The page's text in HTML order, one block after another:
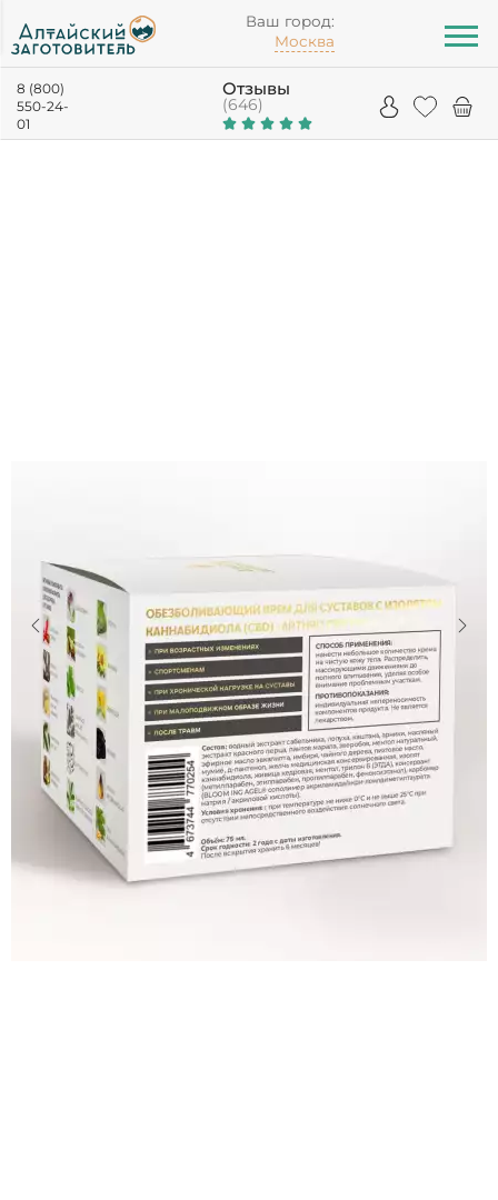
Ваш город:
Москва
8 (800)
550-24-
01
Отзывы
(646)